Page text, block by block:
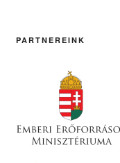
PARTNEREINK